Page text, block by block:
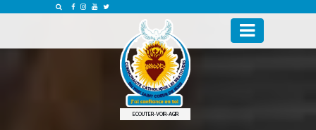
ECOUTER-VOIR-AGIR